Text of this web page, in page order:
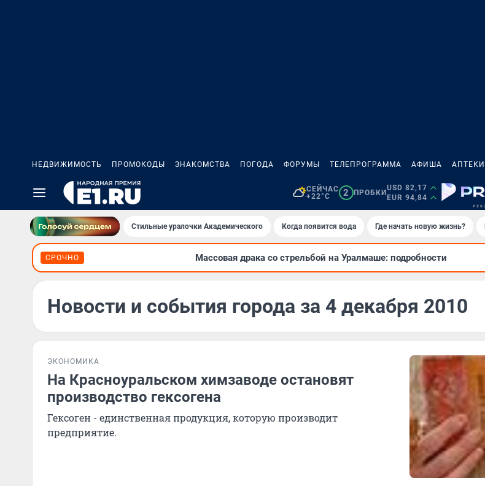
НЕДВИЖИМОСТЬ ПРОМОКОДЫ ЗНАКОМСТВА ПОГОДА ФОРУМЫ ТЕЛЕПРОГРАММА АФИША АПТЕКИ
СЕЙЧАС
+22°C
2 ПРОБКИ
USD 82,17
EUR 94,84
Стильные уралочки Академического Когда появится вода Где начать новую жизнь?
СРОЧНО Массовая драка со стрельбой на Уралмаше: подробности
Новости и события города за 4 декабря 2010
ЭКОНОМИКА
На Красноуральском химзаводе остановят
производство гексогена
Гексоген - единственная продукция, которую производит
предприятие.